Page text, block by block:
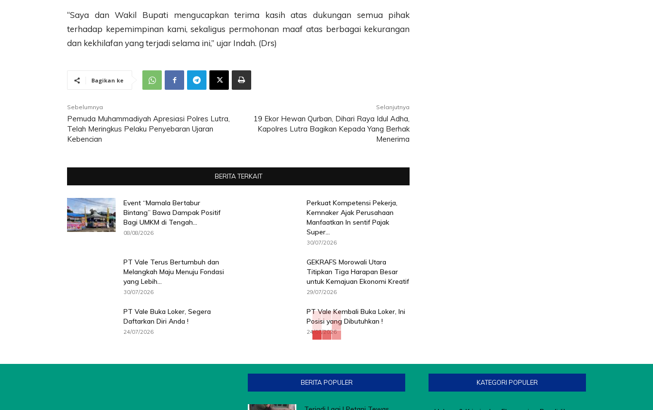
“Saya dan Wakil Bupati mengucapkan terima kasih atas dukungan semua pihak
terhadap kepemimpinan kami, sekaligus permohonan maaf atas berbagai kekurangan
dan kekhilafan yang terjadi selama ini,” ujar Indah. (Drs)
Bagikan ke
Sebelumnya
Pemuda Muhammadiyah Apresiasi Polres Lutra,
Telah Meringkus Pelaku Penyebaran Ujaran
Kebencian
Selanjutnya
19 Ekor Hewan Qurban, Dihari Raya Idul Adha,
Kapolres Lutra Bagikan Kepada Yang Berhak
Menerima
BERITA TERKAIT
Event “Mamala Bertabur
Bintang” Bawa Dampak Positif
Bagi UMKM di Tengah...
08/08/2026
Perkuat Kompetensi Pekerja,
Kemnaker Ajak Perusahaan
Manfaatkan In sentif Pajak
Super...
30/07/2026
PT Vale Terus Bertumbuh dan
Melangkah Maju Menuju Fondasi
yang Lebih...
30/07/2026
GEKRAFS Morowali Utara
Titipkan Tiga Harapan Besar
untuk Kemajuan Ekonomi Kreatif
29/07/2026
PT Vale Buka Loker, Segera
Daftarkan Diri Anda !
24/07/2026
PT Vale Kembali Buka Loker, Ini
Posisi yang Dibutuhkan !
24/07/2026
BERITA POPULER KATEGORI POPULER